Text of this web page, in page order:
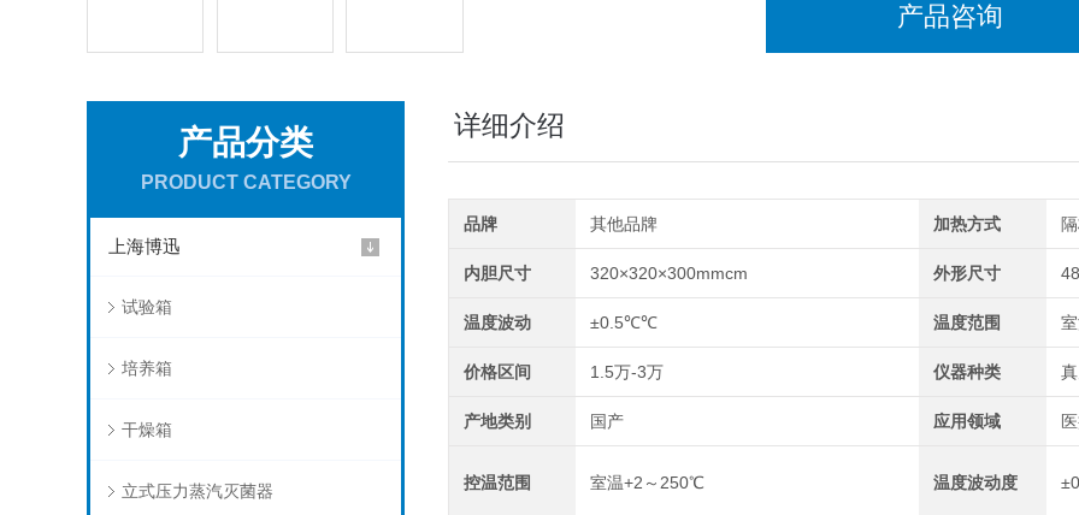
产品咨询
产品分类
PRODUCT CATEGORY
上海博迅
试验箱
培养箱
干燥箱
立式压力蒸汽灭菌器
详细介绍
品牌 其他品牌 加热方式
内胆尺寸 320×320×300mmcm 外形尺寸
温度波动 ±0.5℃℃ 温度范围
价格区间 1.5万-3万 仪器种类
产地类别 国产 应用领域
控温范围 室温+2～250℃ 温度波动度